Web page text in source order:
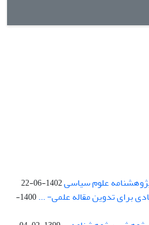
علوم سیاسی1402-06-22
برای تدوین مقاله علمی- ...
1400-